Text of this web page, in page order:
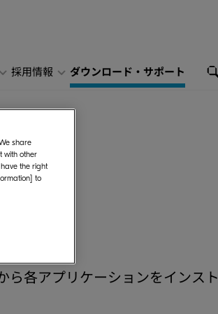
採用情報 ダウンロード・サポート
ら各アプリケーションをインスト
share
with other
the right
to